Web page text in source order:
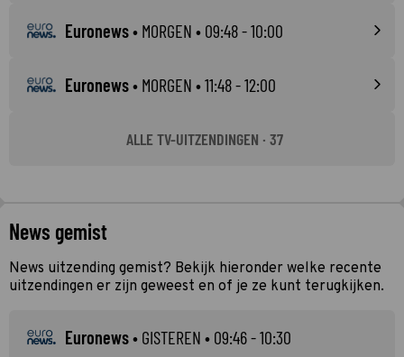
Euronews• MORGEN • 09:48 - 10:00
Euronews• MORGEN • 11:48 - 12:00
ALLE TV-UITZENDINGEN · 37
News gemist
News uitzending gemist? Bekijk hieronder welke recente
uitzendingen er zijn geweest en of je ze kunt terugkijken.
Euronews• GISTEREN • 09:46 - 10:30